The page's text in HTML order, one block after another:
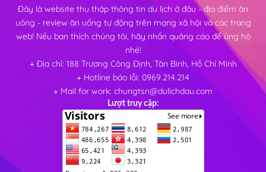
Đây là website thu thập thông tin du lịch ở đâu - địa điểm ăn
uông - review ăn uống tự động trên mạng xã hội và các trang
web! Nếu bạn thích chúng tôi, hãy nhấn quảng cáo để ủng hộ
nhé!
+ Địa chỉ: 188 Trương Công Định, Tân Bình, Hồ Chí Minh
+ Hotline báo lỗi: 0969.214.214
+ Mail for work: chungtsn@dulichdau.com
Lượt truy cập: